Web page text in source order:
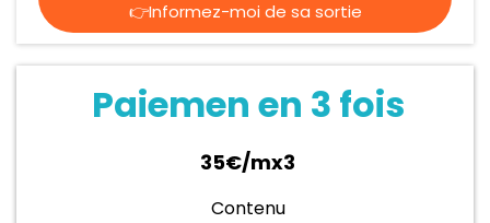
👉Informez-moi de sa sortie
Paiemen en 3 fois
35€/mx3
Contenu